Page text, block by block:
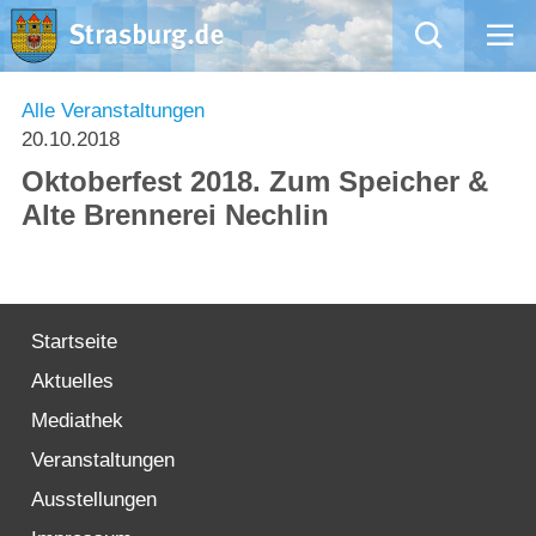
Mängelmeldung
Rathaus
Wirtschaft
Alle Veranstaltungen
20.10.2018
Oktoberfest 2018. Zum Speicher &
Alte Brennerei Nechlin
Startseite
Aktuelles
Mediathek
Veranstaltungen
Ausstellungen